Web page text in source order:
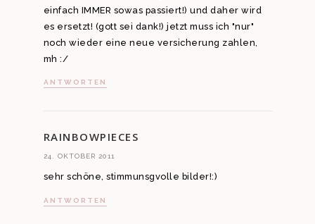
einfach IMMER sowas passiert!) und daher wird
es ersetzt! (gott sei dank!) jetzt muss ich "nur"
noch wieder eine neue versicherung zahlen,
mh :/
ANTWORTEN
RAINBOWPIECES
24. OKTOBER 2011
sehr schöne, stimmunsgvolle bilder!:)
ANTWORTEN